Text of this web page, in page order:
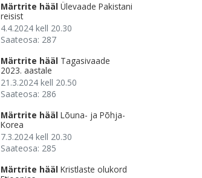
Märtrite hääl Ülevaade Pakistani
reisist
4.4.2024 kell 20.30
Saateosa: 287
Märtrite hääl Tagasivaade
2023. aastale
21.3.2024 kell 20.50
Saateosa: 286
Märtrite hääl Lõuna- ja Põhja-
Korea
7.3.2024 kell 20.30
Saateosa: 285
Märtrite hääl Kristlaste olukord